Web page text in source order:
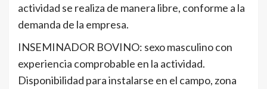
actividad se realiza de manera libre, conforme a la
demanda de la empresa.
INSEMINADOR BOVINO: sexo masculino con
experiencia comprobable en la actividad.
Disponibilidad para instalarse en el campo, zona